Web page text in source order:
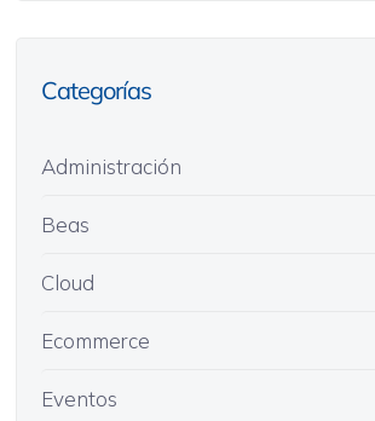
Categorías
Administración
Beas
Cloud
Ecommerce
Eventos